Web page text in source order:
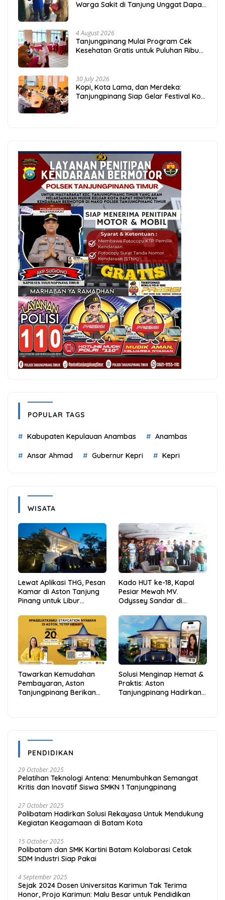
Warga Sakit di Tanjung Unggat Dapat
4 August 2026
Tanjungpinang Mulai Program Cek
Kesehatan Gratis untuk Puluhan Ribu
30 July 2026
Kopi, Kota Lama, dan Merdeka:
Tanjungpinang Siap Gelar Festival Kopi
POPULAR TAGS
Kabupaten Kepulauan Anambas Anambas
Ansar Ahmad Gubernur Kepri Kepri
WISATA
Lewat Aplikasi THG, Pesan
Kamar di Aston Tanjung
Pinang untuk Libur
dan Hemat
Kado HUT ke-18, Kapal
Pesiar Mewah MV.
Odyssey Sandar di
Anambas Siap Mendunia
Tawarkan Kemudahan
Pembayaran, Aston
Tanjungpinang Berikan
Solusi Menginap Hemat &
Praktis: Aston
Tanjungpinang Hadirkan
PENDIDIKAN
29 October 2025
Pelatihan Teknologi Antena: Menumbuhkan Semangat
Kritis dan Inovatif Siswa SMKN 1 Tanjungpinang
27 October 2025
Polibatam Hadirkan Solusi Rekayasa Untuk Mendukung
Kegiatan Keagamaan di Batam Kota
15 October 2025
Polibatam dan SMK Kartini Batam Kolaborasi Cetak
SDM Industri Siap Pakai
4 September 2025
Sejak 2024 Dosen Universitas Karimun Tak Terima
Honor, Projo Karimun: Malu Besar untuk Pendidikan